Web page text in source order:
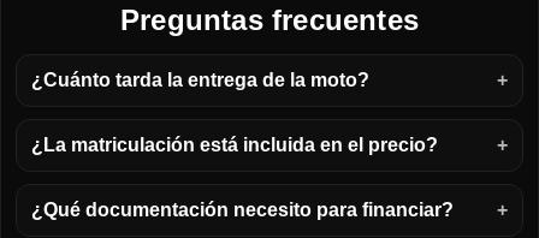
Preguntas frecuentes
¿Cuánto tarda la entrega de la moto?
¿La matriculación está incluida en el precio?
¿Qué documentación necesito para financiar?